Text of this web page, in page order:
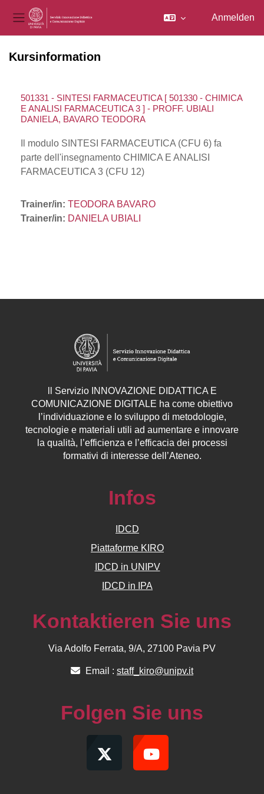
Website-Übersicht
Anmelden
Kursinformation
501331 - SINTESI FARMACEUTICA [ 501330 - CHIMICA
E ANALISI FARMACEUTICA 3 ] - PROFF. UBIALI
DANIELA, BAVARO TEODORA
Il modulo SINTESI FARMACEUTICA (CFU 6) fa
parte dell'insegnamento CHIMICA E ANALISI
FARMACEUTICA 3 (CFU 12)
Trainer/in: TEODORA BAVARO
Trainer/in: DANIELA UBIALI
Servizio INNOVAZIONE DIDATTICA E
COMUNICAZIONE DIGITALE ha come obiettivo
l’individuazione e lo sviluppo di metodologie,
tecnologie e materiali utili ad aumentare e innovare
la qualità, l’efficienza e l’efficacia dei processi
formativi di interesse dell’Ateneo.
Infos
IDCD
Piattaforme KIRO
IDCD in UNIPV
IDCD in IPA
Kontaktieren Sie uns
Via Adolfo Ferrata, 9/A, 27100 Pavia PV
Email : staff_kiro@unipv.it
Folgen Sie uns